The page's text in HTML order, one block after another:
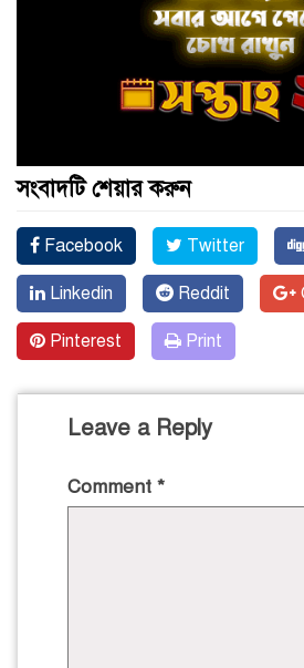
সংবাদটি শেয়ার করুন
Facebook Twitter
Linkedin Reddit
Pinterest Print
Leave a Reply
Comment *